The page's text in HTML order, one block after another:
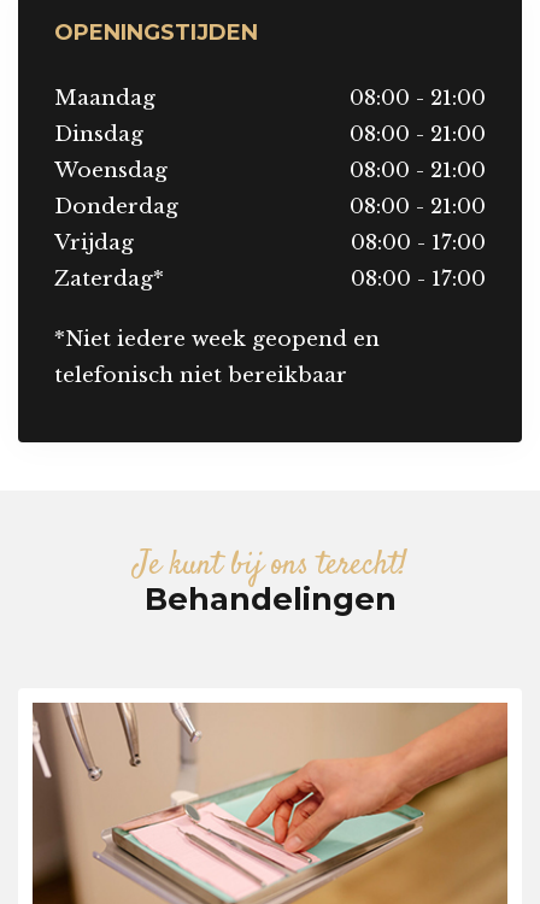
OPENINGSTIJDEN
Maandag
08:00 - 21:00
Dinsdag
08:00 - 21:00
Woensdag
08:00 - 21:00
Donderdag
08:00 - 21:00
Vrijdag
08:00 - 17:00
Zaterdag*
08:00 - 17:00
*Niet iedere week geopend en
telefonisch niet bereikbaar
Je kunt bij ons terecht!
Behandelingen